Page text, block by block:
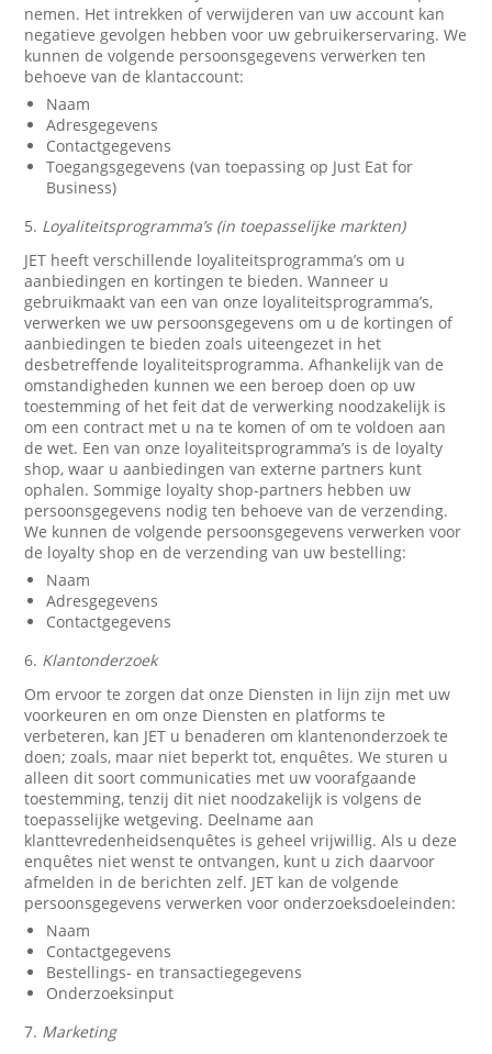
nemen. Het intrekken of verwijderen van uw account kan
negatieve gevolgen hebben voor uw gebruikerservaring. We
kunnen de volgende persoonsgegevens verwerken ten
behoeve van de klantaccount:
Naam
Adresgegevens
Contactgegevens
Toegangsgegevens (van toepassing op Just Eat for
Business)
5. Loyaliteitsprogramma’s (in toepasselijke markten)
JET heeft verschillende loyaliteitsprogramma’s om u
aanbiedingen en kortingen te bieden. Wanneer u
gebruikmaakt van een van onze loyaliteitsprogramma’s,
verwerken we uw persoonsgegevens om u de kortingen of
aanbiedingen te bieden zoals uiteengezet in het
desbetreffende loyaliteitsprogramma. Afhankelijk van de
omstandigheden kunnen we een beroep doen op uw
toestemming of het feit dat de verwerking noodzakelijk is
om een contract met u na te komen of om te voldoen aan
de wet. Een van onze loyaliteitsprogramma’s is de loyalty
shop, waar u aanbiedingen van externe partners kunt
ophalen. Sommige loyalty shop-partners hebben uw
persoonsgegevens nodig ten behoeve van de verzending.
We kunnen de volgende persoonsgegevens verwerken voor
de loyalty shop en de verzending van uw bestelling:
Naam
Adresgegevens
Contactgegevens
6. Klantonderzoek
Om ervoor te zorgen dat onze Diensten in lijn zijn met uw
voorkeuren en om onze Diensten en platforms te
verbeteren, kan JET u benaderen om klantenonderzoek te
doen; zoals, maar niet beperkt tot, enquêtes. We sturen u
alleen dit soort communicaties met uw voorafgaande
toestemming, tenzij dit niet noodzakelijk is volgens de
toepasselijke wetgeving. Deelname aan
klanttevredenheidsenquêtes is geheel vrijwillig. Als u deze
enquêtes niet wenst te ontvangen, kunt u zich daarvoor
afmelden in de berichten zelf. JET kan de volgende
persoonsgegevens verwerken voor onderzoeksdoeleinden:
Naam
Contactgegevens
Bestellings- en transactiegegevens
Onderzoeksinput
7. Marketing